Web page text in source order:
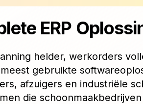
ERP
helder, werkorders
gebruikte
afzuigers en industriële
die